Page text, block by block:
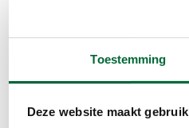
Toestemming
Deze website maakt
Rietlanden en de